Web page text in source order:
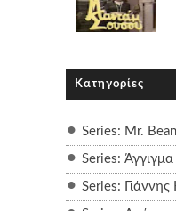
Κατηγορίες
Series: Mr. Bean
Series:
Series: